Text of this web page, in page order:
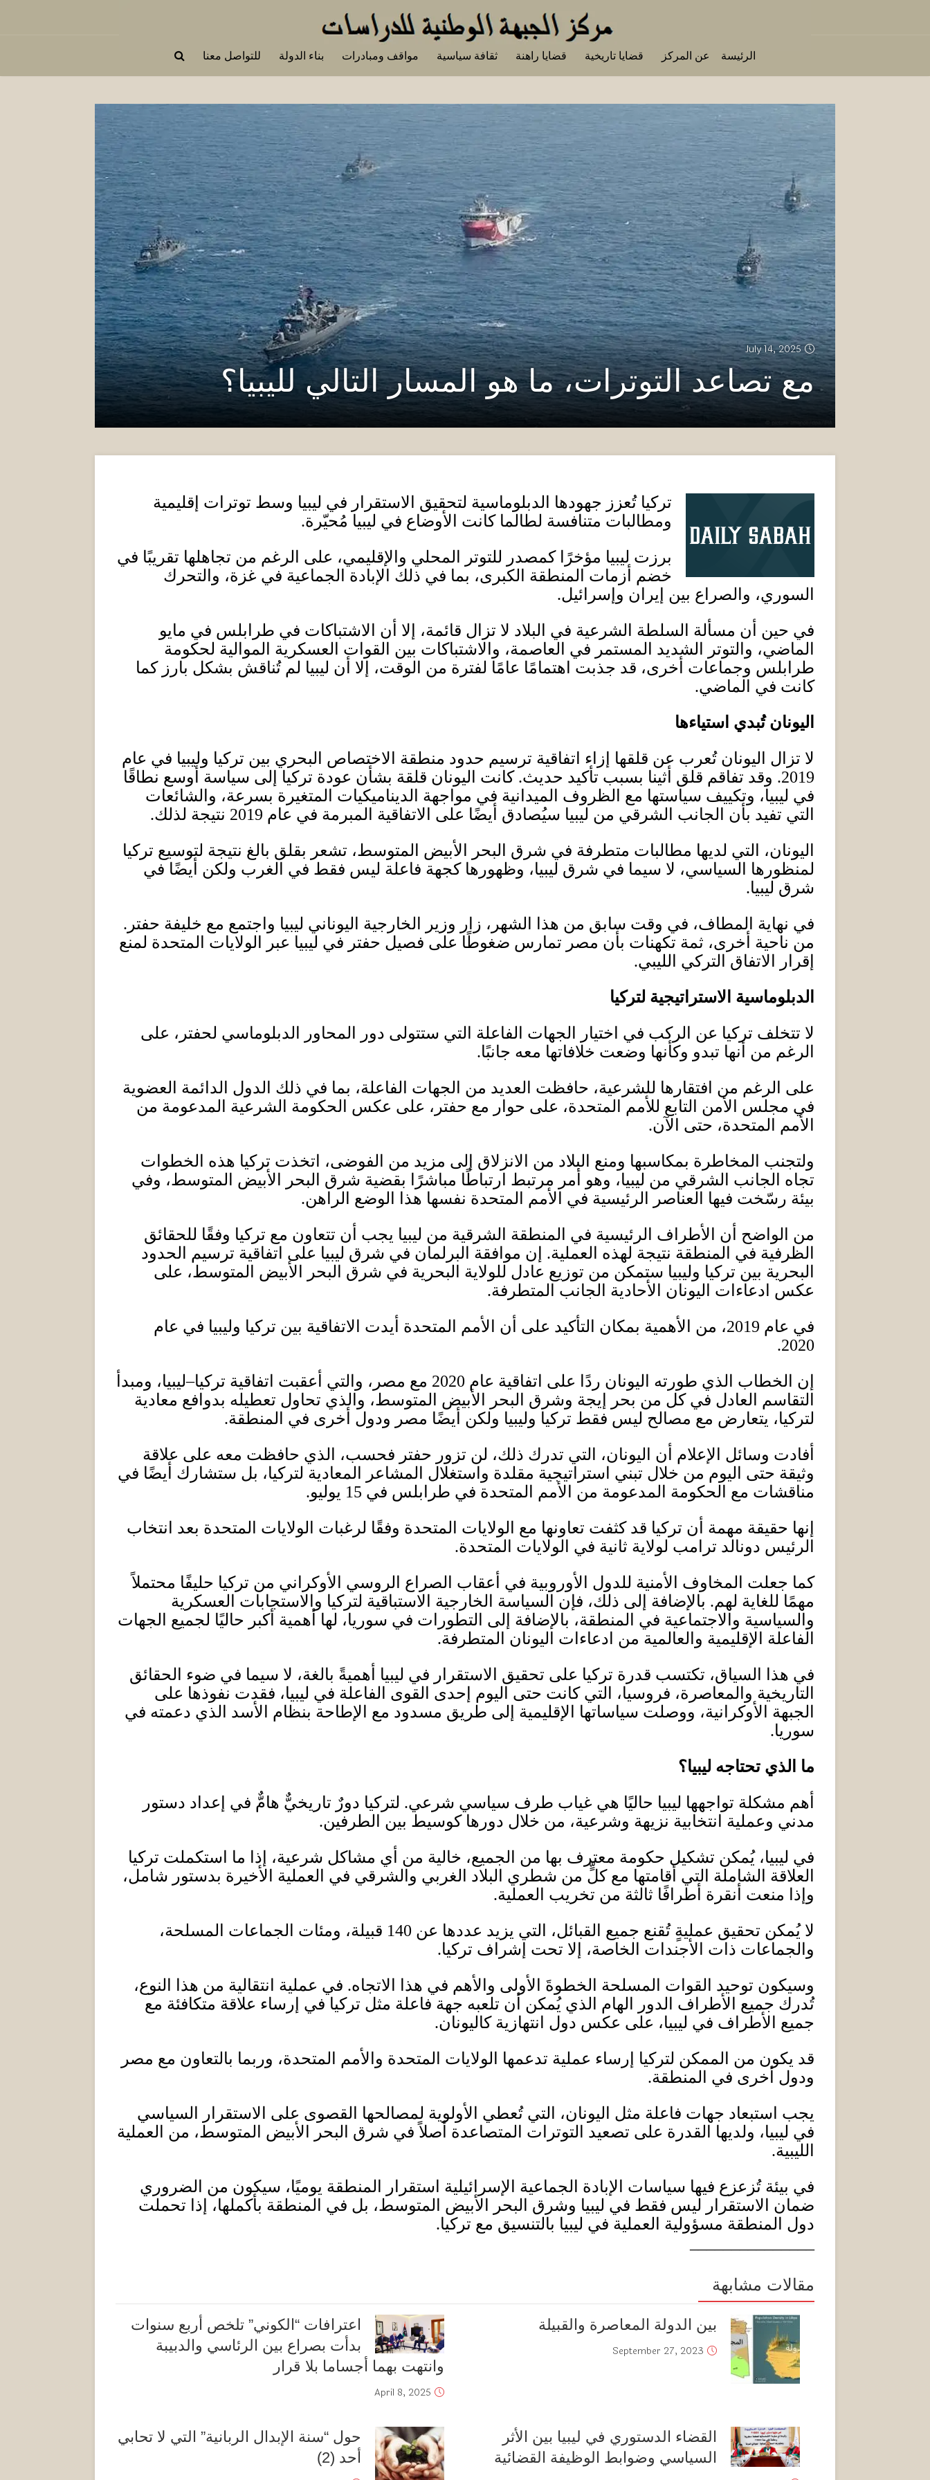
الرئيسة عن المركز قضايا تاريخية قضايا راهنة ثقافة سياسية مواقف ومبادرات بناء الدولة للتواصل معنا
July 14, 2025
مع تصاعد التوترات، ما هو المسار التالي لليبيا؟
تركيا تُعزز جهودها الدبلوماسية لتحقيق الاستقرار في ليبيا وسط توترات إقليمية
ومطالبات متنافسة لطالما كانت الأوضاع في ليبيا مُحيّرة.
برزت ليبيا مؤخرًا كمصدر للتوتر المحلي والإقليمي، على الرغم من تجاهلها تقريبًا في
خضم أزمات المنطقة الكبرى، بما في ذلك الإبادة الجماعية في غزة، والتحرك
السوري، والصراع بين إيران وإسرائيل.
في حين أن مسألة السلطة الشرعية في البلاد لا تزال قائمة، إلا أن الاشتباكات في طرابلس في مايو
الماضي، والتوتر الشديد المستمر في العاصمة، والاشتباكات بين القوات العسكرية الموالية لحكومة
طرابلس وجماعات أخرى، قد جذبت اهتمامًا عامًا لفترة من الوقت، إلا أن ليبيا لم تُناقش بشكل بارز كما
كانت في الماضي.
اليونان تُبدي استياءها
لا تزال اليونان تُعرب عن قلقها إزاء اتفاقية ترسيم حدود منطقة الاختصاص البحري بين تركيا وليبيا في عام
2019. وقد تفاقم قلق أثينا بسبب تأكيد حديث.كانت اليونان قلقة بشأن عودة تركيا إلى سياسة أوسع نطاقًا
في ليبيا، وتكييف سياستها مع الظروف الميدانية في مواجهة الديناميكيات المتغيرة بسرعة، والشائعات
التي تفيد بأن الجانب الشرقي من ليبيا سيُصادق أيضًا على الاتفاقية المبرمة في عام 2019 نتيجة لذلك.
اليونان، التي لديها مطالبات متطرفة في شرق البحر الأبيض المتوسط، تشعر بقلق بالغ نتيجة لتوسيع تركيا
لمنظورها السياسي، لا سيما في شرق ليبيا، وظهورها كجهة فاعلة ليس فقط في الغرب ولكن أيضًا في
شرق ليبيا.
في نهاية المطاف، في وقت سابق من هذا الشهر، زار وزير الخارجية اليوناني ليبيا واجتمع مع خليفة حفتر .
من ناحية أخرى، ثمة تكهنات بأن مصر تمارس ضغوطًا على فصيل حفتر في ليبيا عبر الولايات المتحدة لمنع
إقرار الاتفاق التركي الليبي.
الدبلوماسية الاستراتيجية لتركيا
لا تتخلف تركيا عن الركب في اختيار الجهات الفاعلة التي ستتولى دور المحاور الدبلوماسي لحفتر، على
الرغم من أنها تبدو وكأنها وضعت خلافاتها معه جانبًا.
على الرغم من افتقارها للشرعية، حافظت العديد من الجهات الفاعلة، بما في ذلك الدول الدائمة العضوية
في مجلس الأمن التابع للأمم المتحدة، على حوار مع حفتر، على عكس الحكومة الشرعية المدعومة من
الأمم المتحدة، حتى الآن.
ولتجنب المخاطرة بمكاسبها ومنع البلاد من الانزلاق إلى مزيد من الفوضى، اتخذت تركيا هذه الخطوات
تجاه الجانب الشرقي من ليبيا، وهو أمر مرتبط ارتباطًا مباشرًا بقضية شرق البحر الأبيض المتوسط، وفي
بيئة رسّخت فيها العناصر الرئيسية في الأمم المتحدة نفسها هذا الوضع الراهن.
من الواضح أن الأطراف الرئيسية في المنطقة الشرقية من ليبيا يجب أن تتعاون مع تركيا وفقًا للحقائق
الظرفية في المنطقة نتيجة لهذه العملية.
إن موافقة البرلمان في شرق ليبيا على اتفاقية ترسيم الحدود
البحرية بين تركيا وليبيا ستمكن من توزيع عادل للولاية البحرية في شرق البحر الأبيض المتوسط، على
عكس ادعاءات اليونان الأحادية الجانب المتطرفة.
في عام 2019، من الأهمية بمكان التأكيد على أن الأمم المتحدة أيدت الاتفاقية بين تركيا وليبيا في عام
2020.
إن الخطاب الذي طورته اليونان ردًا على اتفاقية عام 2020 مع مصر، والتي أعقبت اتفاقية تركيا–ليبيا، ومبدأ
التقاسم العادل في كل من بحر إيجة وشرق البحر الأبيض المتوسط، والذي تحاول تعطيله بدوافع معادية
لتركيا، يتعارض مع مصالح ليس فقط تركيا وليبيا ولكن أيضًا مصر ودول أخرى في المنطقة.
أفادت وسائل الإعلام أن اليونان، التي تدرك ذلك، لن تزور حفتر فحسب، الذي حافظت معه على علاقة
وثيقة حتى اليوم من خلال تبني استراتيجية مقلدة واستغلال المشاعر المعادية لتركيا، بل ستشارك أيضًا في
مناقشات مع الحكومة المدعومة من الأمم المتحدة في طرابلس في 15 يوليو.
إنها حقيقة مهمة أن تركيا قد كثفت تعاونها مع الولايات المتحدة وفقًا لرغبات الولايات المتحدة بعد انتخاب
الرئيس دونالد ترامب لولاية ثانية في الولايات المتحدة.
كما جعلت المخاوف الأمنية للدول الأوروبية في أعقاب الصراع الروسي الأوكراني من تركيا حليفًا محتملاً
مهمًا للغاية لهم. بالإضافة إلى ذلك، فإن السياسة الخارجية الاستباقية لتركيا والاستجابات العسكرية
والسياسية والاجتماعية في المنطقة، بالإضافة إلى التطورات في سوريا، لها أهمية أكبر حاليًا لجميع الجهات
الفاعلة الإقليمية والعالمية من ادعاءات اليونان المتطرفة.
في هذا السياق، تكتسب قدرة تركيا على تحقيق الاستقرار في ليبيا أهميةً بالغة، لا سيما في ضوء الحقائق
التاريخية والمعاصرة، فروسيا، التي كانت حتى اليوم إحدى القوى الفاعلة في ليبيا، فقدت نفوذها على
الجبهة الأوكرانية، ووصلت سياساتها الإقليمية إلى طريق مسدود مع الإطاحة بنظام الأسد الذي دعمته في
سوريا.
ما الذي تحتاجه ليبيا؟
أهم مشكلة تواجهها ليبيا حاليًا هي غياب طرف سياسي شرعي. لتركيا دورٌ تاريخيٌّ هامٌّ في إعداد دستور
مدني وعملية انتخابية نزيهة وشرعية، من خلال دورها كوسيط بين الطرفين.
في ليبيا، يُمكن تشكيل حكومة معترف بها من الجميع، خالية من أي مشاكل شرعية، إذا ما استكملت تركيا
العلاقة الشاملة التي أقامتها مع كلٍّ من شطري البلاد الغربي والشرقي في العملية الأخيرة بدستور شامل،
وإذا منعت أنقرة أطرافًا ثالثة من تخريب العملية.
لا يُمكن تحقيق عمليةٍ تُقنع جميع القبائل، التي يزيد عددها عن 140 قبيلة، ومئات الجماعات المسلحة،
والجماعات ذات الأجندات الخاصة، إلا تحت إشراف تركيا.
وسيكون توحيد القوات المسلحة الخطوةَ الأولى والأهم في هذا الاتجاه. في عملية انتقالية من هذا النوع،
تُدرك جميع الأطراف الدور الهام الذي يُمكن أن تلعبه جهة فاعلة مثل تركيا في إرساء علاقة متكافئة مع
جميع الأطراف في ليبيا، على عكس دول انتهازية كاليونان.
قد يكون من الممكن لتركيا إرساء عملية تدعمها الولايات المتحدة والأمم المتحدة، وربما بالتعاون مع مصر
ودول أخرى في المنطقة.
يجب استبعاد جهات فاعلة مثل اليونان، التي تُعطي الأولوية لمصالحها القصوى على الاستقرار السياسي
في ليبيا، ولديها القدرة على تصعيد التوترات المتصاعدة أصلاً في شرق البحر الأبيض المتوسط، من العملية
الليبية.
في بيئة تُزعزع فيها سياسات الإبادة الجماعية الإسرائيلية استقرار المنطقة يوميًا، سيكون من الضروري
ضمان الاستقرار ليس فقط في ليبيا وشرق البحر الأبيض المتوسط، بل في المنطقة بأكملها، إذا تحملت
دول المنطقة مسؤولية العملية في ليبيا بالتنسيق مع تركيا.
مقالات مشابهة
اعترافات “الكوني” تلخص أربع سنوات
بدأت بصراع بين الرئاسي والدبيبة
وانتهت بهما أجساما بلا قرار
April 8, 2025
بين الدولة المعاصرة والقبيلة
September 27, 2023
حول “سنة الإبدال الربانية” التي لا تحابي
أحد (2)
القضاء الدستوري في ليبيا بين الأثر
السياسي وضوابط الوظيفة القضائية